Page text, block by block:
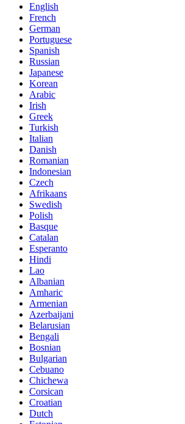
English
French
German
Portuguese
Spanish
Russian
Japanese
Korean
Arabic
Irish
Greek
Turkish
Italian
Danish
Romanian
Indonesian
Czech
Afrikaans
Swedish
Polish
Basque
Catalan
Esperanto
Hindi
Lao
Albanian
Amharic
Armenian
Azerbaijani
Belarusian
Bengali
Bosnian
Bulgarian
Cebuano
Chichewa
Corsican
Croatian
Dutch